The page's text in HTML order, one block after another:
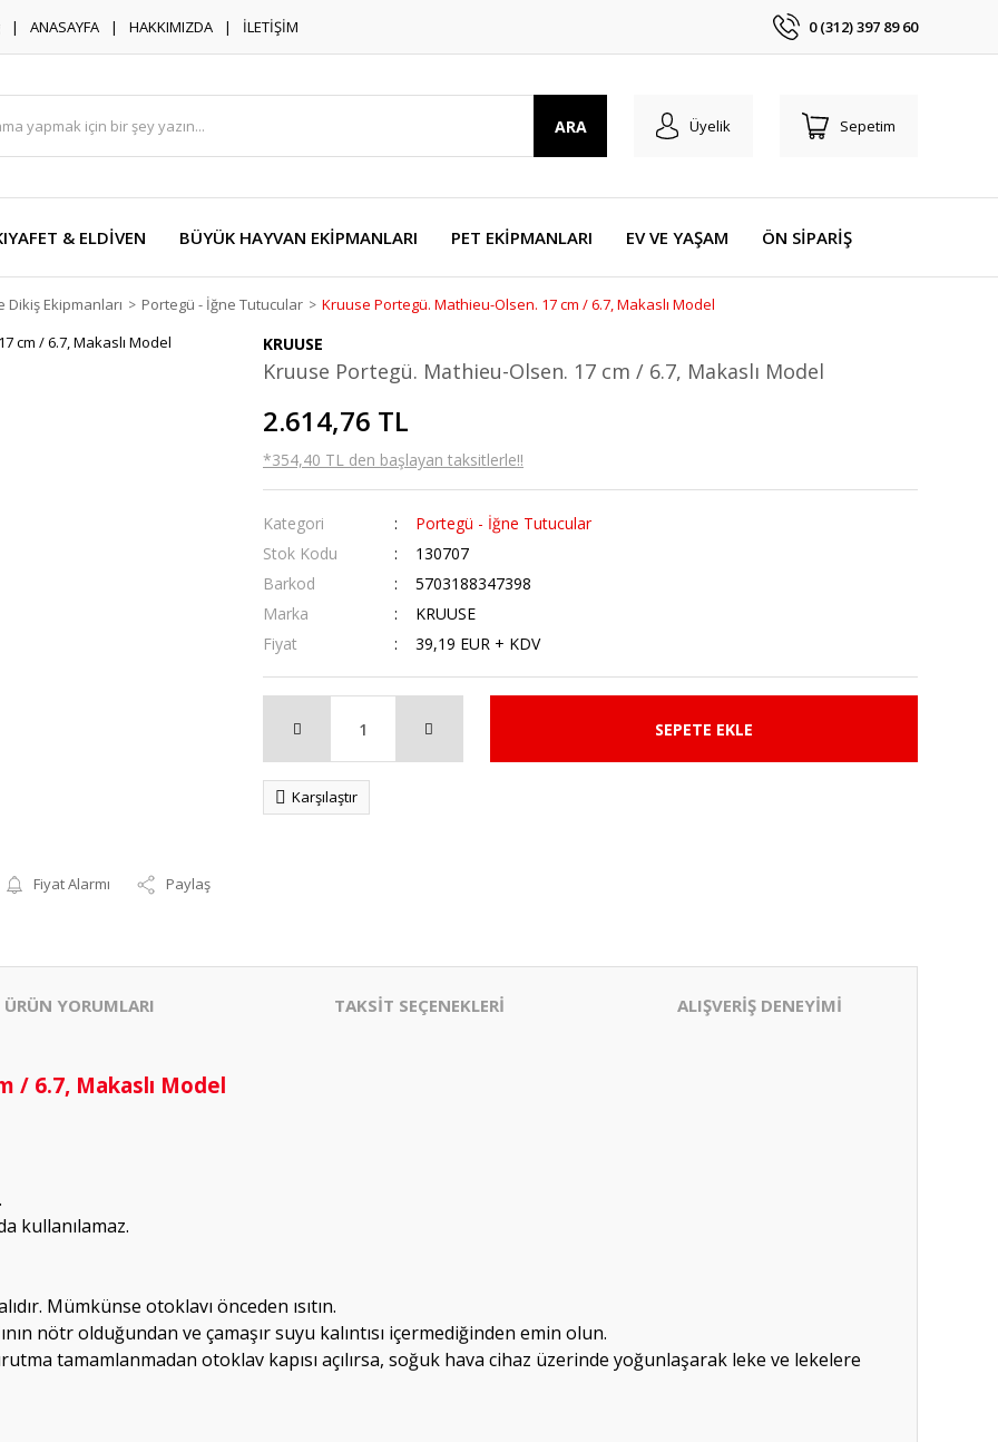
ANASAYFA HAKKIMIZDA İLETİŞİM 0 (312) 397 89 60
ARA Üyelik Sepetim
& ELDİVEN BÜYÜK HAYVAN EKİPMANLARI PET EKİPMANLARI EV VE YAŞAM ÖN SİPARİŞ
Dikiş Ekipmanları Portegü - İğne Tutucular Kruuse Portegü. Mathieu-Olsen. 17 cm / 6.7, Makaslı Model
Fiyat Alarmı Paylaş
KRUUSE
Kruuse Portegü. Mathieu-Olsen. 17 cm / 6.7, Makaslı Model
2.614,76 TL
*354,40 TL den başlayan taksitlerle!!
Kategori
Portegü - İğne Tutucular
Stok Kodu
130707
Barkod
5703188347398
Marka
KRUUSE
Fiyat
39,19 EUR + KDV
SEPETE EKLE
Karşılaştır
ÜRÜN YORUMLARI TAKSİT SEÇENEKLERİ ALIŞVERİŞ DENEYİMİ
/ 6.7, Makaslı Model
kullanılamaz.
Mümkünse otoklavı önceden ısıtın.
nötr olduğundan ve çamaşır suyu kalıntısı içermediğinden emin olun.
tamamlanmadan otoklav kapısı açılırsa, soğuk hava cihaz üzerinde yoğunlaşarak leke ve lekelere